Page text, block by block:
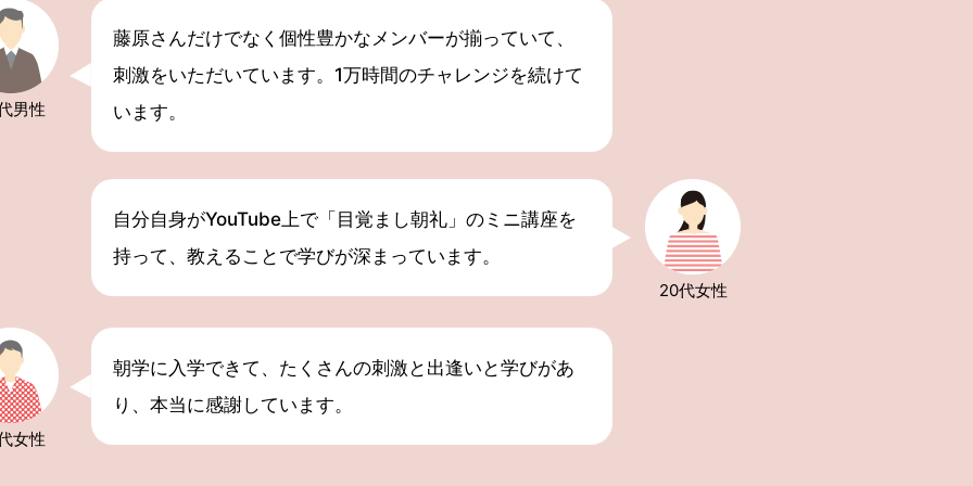
男性
藤原さんだけでなく個性豊かなメンバーが揃っていて、
刺激をいただいています。1万時間のチャレンジを続けて
います。
自分自身がYouTube上で「目覚まし朝礼」のミニ講座を
持って、教えることで学びが深まっています。
20代女性
女性
朝学に入学できて、たくさんの刺激と出逢いと学びがあ
り、本当に感謝しています。